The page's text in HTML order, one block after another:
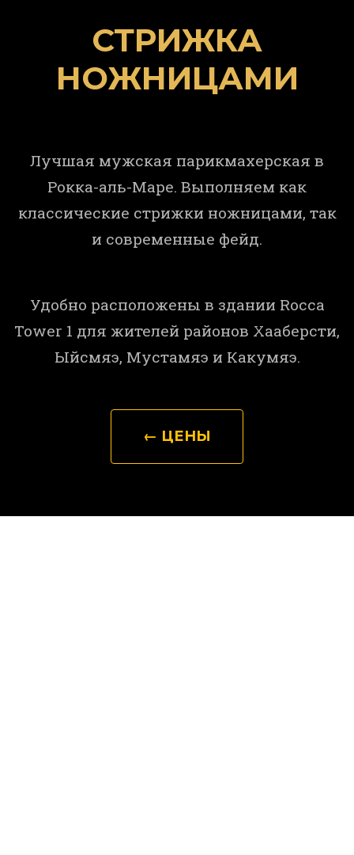
СТРИЖКА
НОЖНИЦАМИ
Лучшая мужская парикмахерская в
Рокка-аль-Маре. Выполняем как
классические стрижки ножницами, так
и современные фейд.
Удобно расположены в здании Rocca
Tower 1 для жителей районов Хааберсти,
Ыйсмяэ, Мустамяэ и Какумяэ.
← ЦЕНЫ